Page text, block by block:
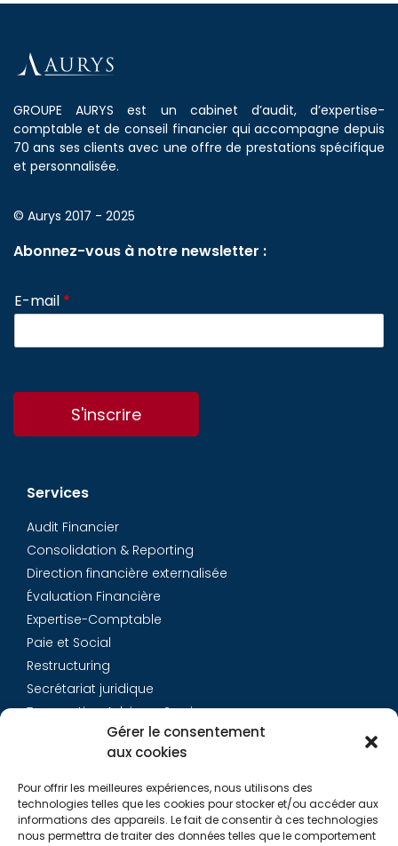
Gérer le consentement
aux cookies
Pour offrir les meilleures expériences, nous utilisons des
technologies telles que les cookies pour stocker et/ou accéder aux
informations des appareils. Le fait de consentir à ces technologies
nous permettra de traiter des données telles que le comportement
GROUPE AURYS est un cabinet d’audit, d’expertise-
comptable et de conseil financier qui accompagne depuis
70 ans ses clients avec une offre de prestations spécifique
et personnalisée.
© Aurys 2017 - 2025
Abonnez-vous à notre newsletter :
E-mail *
S'inscrire
Services
Audit Financier
Consolidation & Reporting
Direction financière externalisée
Évaluation Financière
Expertise-Comptable
Paie et Social
Restructuring
Secrétariat juridique
Transaction Advisory Services
Équipe
Carrières
Contact